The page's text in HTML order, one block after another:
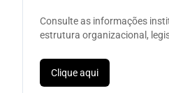
Consulte as informações
estrutura organizacional,
Clique aqui